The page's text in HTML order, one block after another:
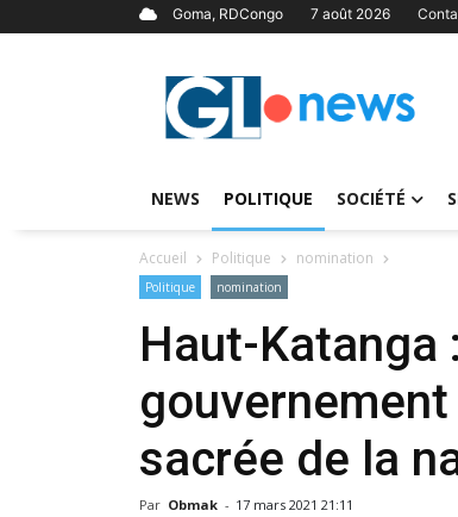
Goma, RDCongo 7 août 2026
NEWS POLITIQUE SOCIÉTÉ
Accueil Politique nomination
Politique nomination
Haut-Katanga
sacrée de la
Par Obmak - 17 mars 2021 21:11